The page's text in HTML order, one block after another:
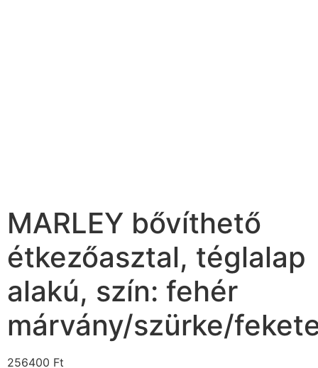
MARLEY bővíthető
étkezőasztal, téglalap
alakú, szín: fehér
márvány/szürke/
256400 Ft